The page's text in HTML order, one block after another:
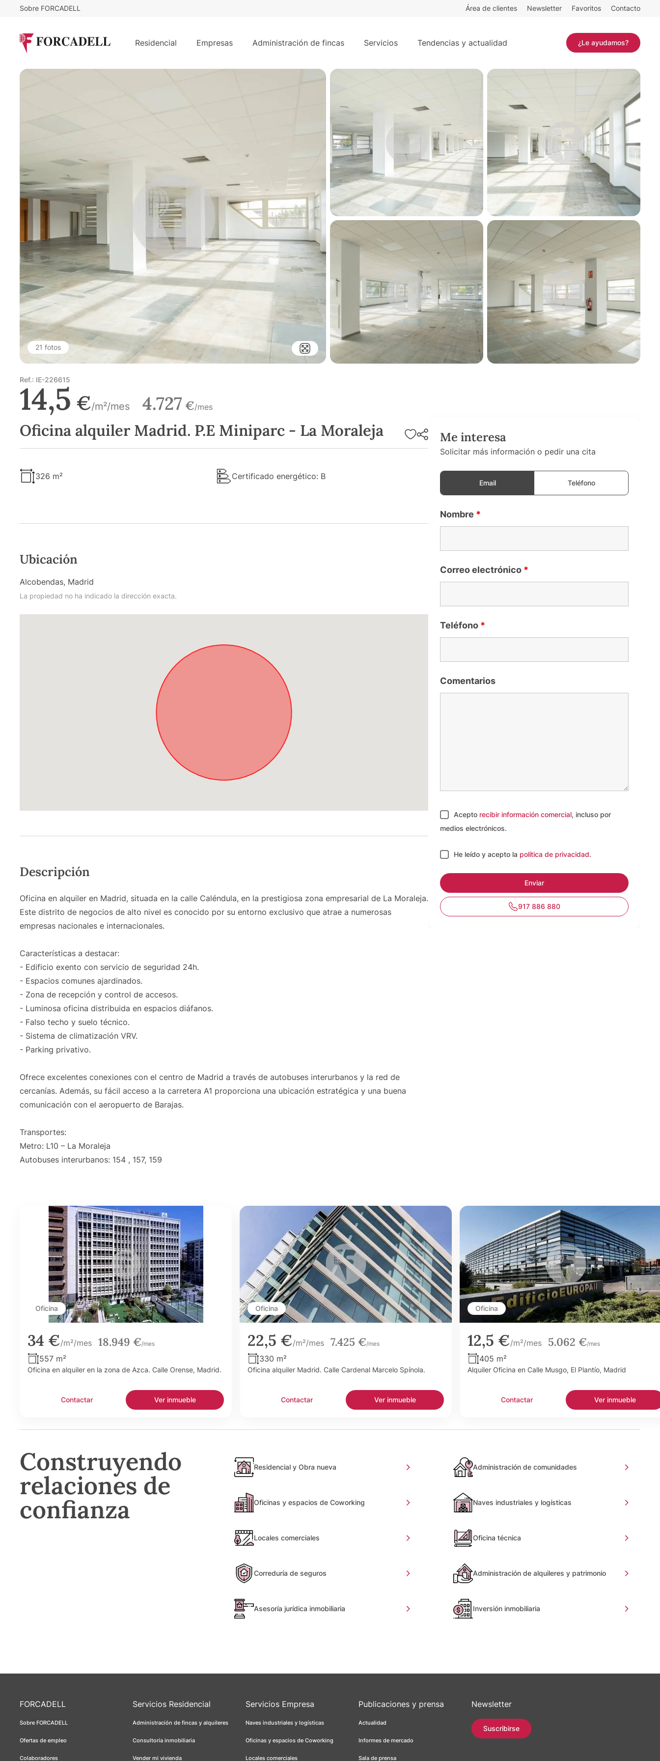
Sobre FORCADELL Área de clientes Newsletter Favoritos Contacto
Residencial Empresas Administración de fincas Servicios Tendencias y actualidad ¿Le ayudamos?
Oficina alquiler Madrid. P.E Miniparc - La Moraleja
21 fotos
Ref.: IE-226615
14,5 €/m²/mes 4.727 €/mes
Oficina alquiler Madrid. P.E Miniparc - La Moraleja
326 m² Certificado energético: B
Ubicación
Alcobendas, Madrid
La propiedad no ha indicado la dirección exacta.
Descripción
Oficina en alquiler en Madrid, situada en la calle Caléndula, en la prestigiosa zona empresarial de La Moraleja.
Este distrito de negocios de alto nivel es conocido por su entorno exclusivo que atrae a numerosas
empresas nacionales e internacionales.
Características a destacar:
- Edificio exento con servicio de seguridad 24h.
- Espacios comunes ajardinados.
- Zona de recepción y control de accesos.
- Luminosa oficina distribuida en espacios diáfanos.
- Falso techo y suelo técnico.
- Sistema de climatización VRV.
- Parking privativo.
Ofrece excelentes conexiones con el centro de Madrid a través de autobuses interurbanos y la red de
cercanías. Además, su fácil acceso a la carretera A1 proporciona una ubicación estratégica y una buena
comunicación con el aeropuerto de Barajas.
Transportes:
Metro: L10 – La Moraleja
Autobuses interurbanos: 154 , 157, 159
Me interesa
Solicitar más información o pedir una cita
Email Teléfono
Nombre *
Correo electrónico *
Teléfono *
Comentarios
Acepto recibir información comercial, incluso por
medios electrónicos.
He leído y acepto la política de privacidad.
917 886 880
Oficina
34 €/m²/mes 18.949 €/mes
557 m²
Oficina en alquiler en la zona de Azca. Calle Orense, Madrid.
Contactar Ver inmueble
Oficina
22,5 €/m²/mes 7.425 €/mes
330 m²
Oficina alquiler Madrid. Calle Cardenal Marcelo Spínola.
Contactar Ver inmueble
Oficina
12,5 €/m²/mes 5.062 €/mes
405 m²
Alquiler Oficina en Calle Musgo, El Plantío, Madrid
Contactar Ver inmueble
Construyendo
relaciones de
confianza
Residencial y Obra nueva Administración de comunidades
Oficinas y espacios de Coworking Naves industriales y logísticas
Locales comerciales Oficina técnica
Correduría de seguros Administración de alquileres y patrimonio
Asesoría jurídica inmobiliaria Inversión inmobiliaria
FORCADELL
Sobre FORCADELL
Ofertas de empleo
Colaboradores
Servicios Residencial
Administración de fincas y alquileres
Consultoría inmobiliaria
Vender mi vivienda
Servicios Empresa
Naves industriales y logísticas
Oficinas y espacios de Coworking
Locales comerciales
Publicaciones y prensa
Actualidad
Informes de mercado
Sala de prensa
Newsletter
Suscribirse